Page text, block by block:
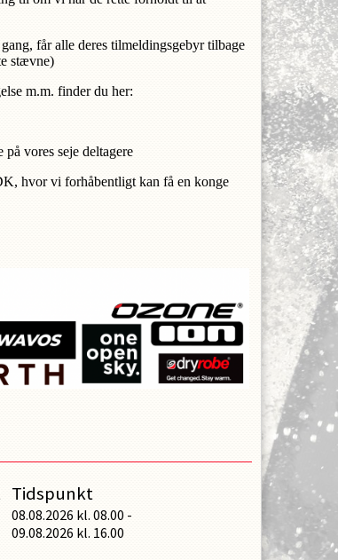
får alle deres tilmeldingsgebyr tilbage
stævne)
m.m. finder du her:
vores seje deltagere
hvor vi forhåbentligt kan få en konge
Tidspunkt
08.08.2026 kl. 08.00 -
09.08.2026 kl. 16.00